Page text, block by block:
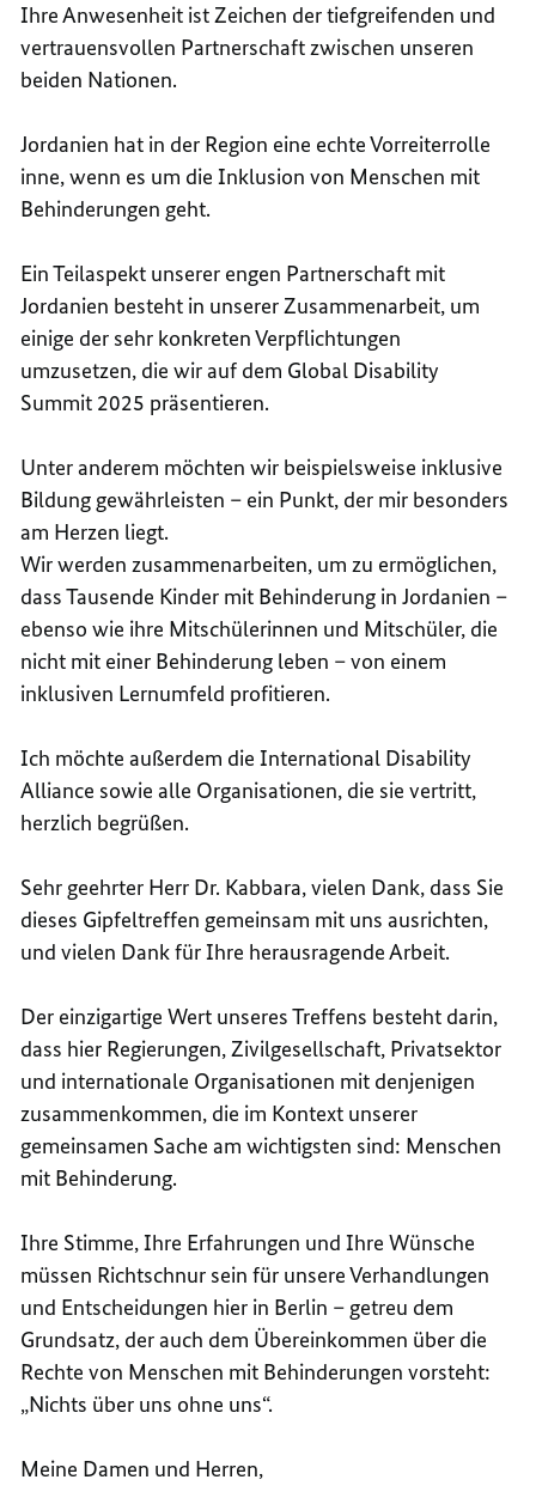
Ihre Anwesenheit ist Zeichen der tiefgreifenden und
vertrauensvollen Partnerschaft zwischen unseren
beiden Nationen.
Jordanien hat in der Region eine echte Vorreiterrolle
inne, wenn es um die Inklusion von Menschen mit
Behinderungen geht.
Ein Teilaspekt unserer engen Partnerschaft mit
Jordanien besteht in unserer Zusammenarbeit, um
einige der sehr konkreten Verpflichtungen
umzusetzen, die wir auf dem Global Disability
Summit 2025 präsentieren.
Unter anderem möchten wir beispielsweise inklusive
Bildung gewährleisten – ein Punkt, der mir besonders
am Herzen liegt.
Wir werden zusammenarbeiten, um zu ermöglichen,
dass Tausende Kinder mit Behinderung in Jordanien –
ebenso wie ihre Mitschülerinnen und Mitschüler, die
nicht mit einer Behinderung leben – von einem
inklusiven Lernumfeld profitieren.
Ich möchte außerdem dieInternational Disability
Alliance sowie alle Organisationen, die sie vertritt,
herzlich begrüßen.
Sehr geehrter Herr Dr. Kabbara, vielen Dank, dass Sie
dieses Gipfeltreffen gemeinsam mit uns ausrichten,
und vielen Dank für Ihre herausragende Arbeit.
Der einzigartige Wert unseres Treffens besteht darin,
dass hier Regierungen, Zivilgesellschaft, Privatsektor
und internationale Organisationen mit denjenigen
zusammenkommen, die im Kontext unserer
gemeinsamen Sache am wichtigsten sind: Menschen
mit Behinderung.
Ihre Stimme, Ihre Erfahrungen und Ihre Wünsche
müssen Richtschnur sein für unsere Verhandlungen
und Entscheidungen hier in Berlin – getreu dem
Grundsatz, der auch dem Übereinkommen über die
Rechte von Menschen mit Behinderungen vorsteht:
„Nichts über uns ohne uns“.
Meine Damen und Herren,